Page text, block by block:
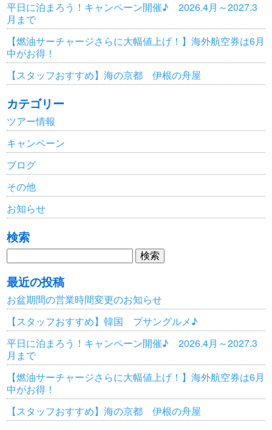
平日に泊まろう！キャンペーン開催♪ 2026.4月～2027.3
月まで
【燃油サーチャージさらに大幅値上げ！】海外航空券は6月
中がお得！
【スタッフおすすめ】海の京都 伊根の舟屋
カテゴリー
ツアー情報
キャンペーン
ブログ
その他
お知らせ
検索
検
索:
最近の投稿
お盆期間の営業時間変更のお知らせ
【スタッフおすすめ】韓国 プサングルメ♪
平日に泊まろう！キャンペーン開催♪ 2026.4月～2027.3
月まで
【燃油サーチャージさらに大幅値上げ！】海外航空券は6月
中がお得！
【スタッフおすすめ】海の京都 伊根の舟屋